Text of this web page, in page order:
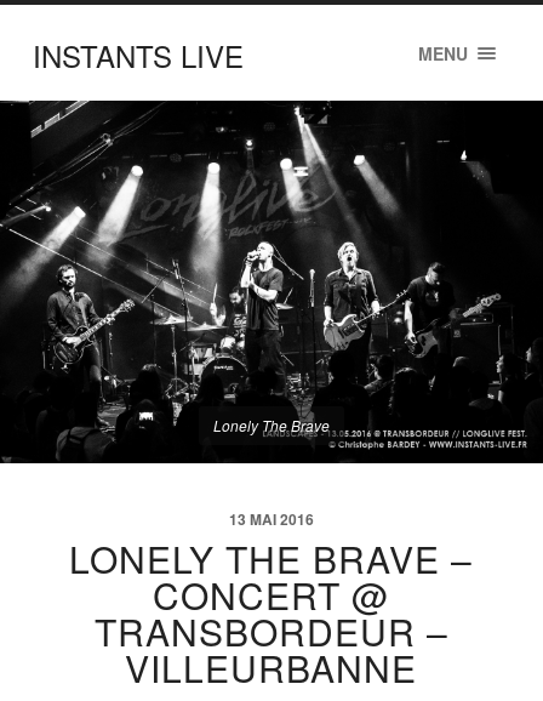
INSTANTS LIVE MENU
Lonely The Brave
13 MAI 2016
LONELY THE BRAVE –
CONCERT @
TRANSBORDEUR –
VILLEURBANNE